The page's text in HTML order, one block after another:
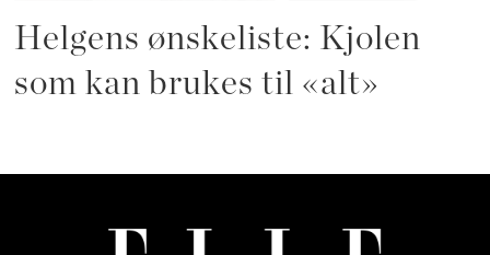
Helgens ønskeliste: Kjolen
som kan brukes til «alt»